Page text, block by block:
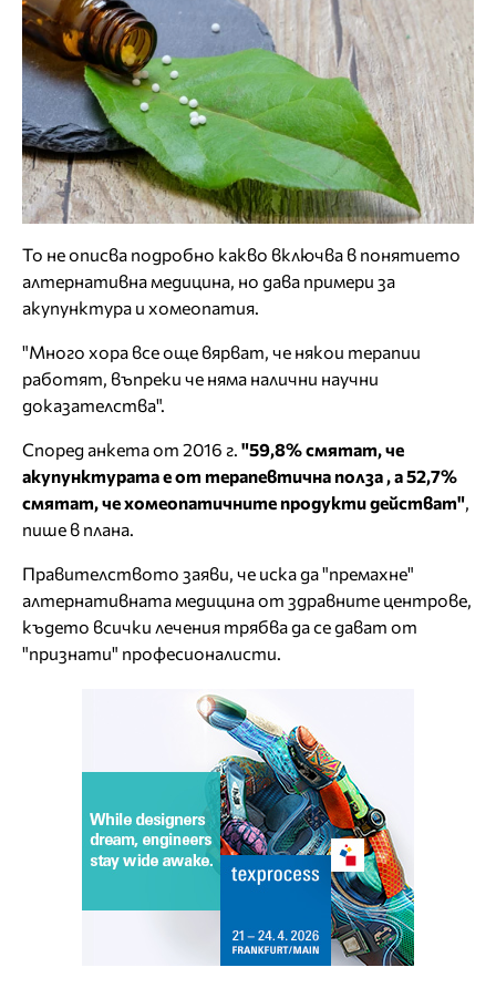
То не описва подробно какво включва в понятието
алтернативна медицина, но дава примери за
акупунктура и хомеопатия.
"Много хора все още вярват, че някои терапии
работят, въпреки че няма налични научни
доказателства".
Според анкета от 2016 г. "59,8% смятат, че
акупунктурата е от терапевтична полза , а 52,7%
смятат, че хомеопатичните продукти действат"
пише в плана.
Правителството заяви, че иска да "премахне"
алтернативната медицина от здравните центрове,
където всички лечения трябва да се дават от
"признати" професионалисти.